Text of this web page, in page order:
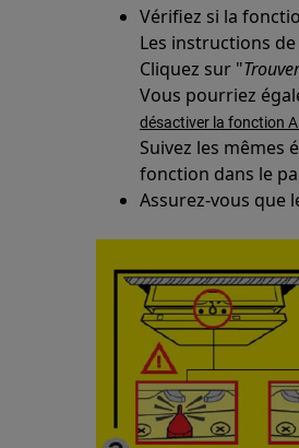
Vérifiez si la
Les instructions
Cliquez sur "
Vous pourriez
désactiver la fonction
Suivez les mêmes
fonction dans le
Assurez-vous que